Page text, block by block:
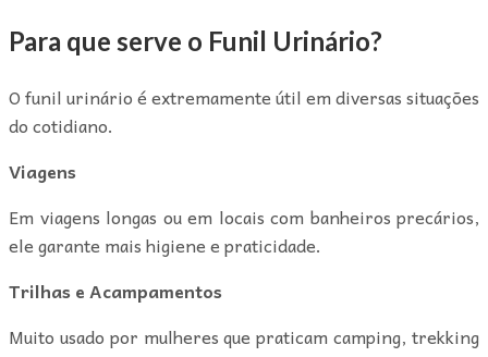
Para que serve o Funil Urinário?
O funil urinário é extremamente útil em diversas situações
do cotidiano.
Viagens
Em viagens longas ou em locais com banheiros precários,
ele garante mais higiene e praticidade.
Trilhas e Acampamentos
Muito usado por mulheres que praticam camping, trekking